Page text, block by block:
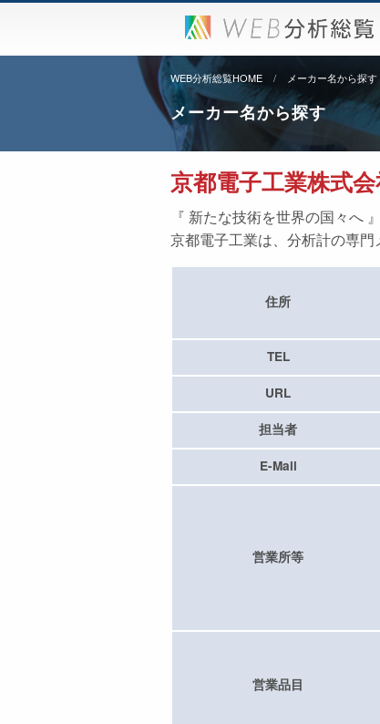
WEB分析総覧HOME メーカー名から探す
メーカー名から探す
京都電子工業株式
『 新たな技術を世界の国々へ 』
京都電子工業は、分析計の専門
住所
TEL
URL
担当者
E-Mail
営業所等
営業品目